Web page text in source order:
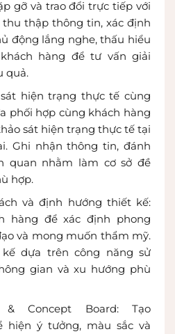
gỡ và trao đổi trực tiếp với
thập thông tin, xác định
động lắng nghe, thấu hiểu
hàng để tư vấn giải
quả.
hiện trạng thực tế cùng
phối hợp cùng khách hàng
sát hiện trạng thực tế tại
Ghi nhận thông tin, đánh
quan nhằm làm cơ sở đề
hợp.
và định hướng thiết kế:
hàng để xác định phong
và mong muốn thẩm mỹ.
dựa trên công năng sử
gian và xu hướng phù
& Concept Board: Tạo
hiện ý tưởng, màu sắc và